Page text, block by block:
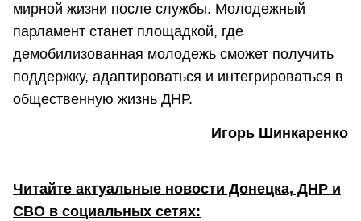
мирной жизни после службы. Молодежный
парламент станет площадкой, где
демобилизованная молодежь сможет получить
поддержку, адаптироваться и интегрироваться в
общественную жизнь ДНР.
Игорь Шинкаренко
Читайте актуальные новости Донецка, ДНР и
СВО в социальных сетях: